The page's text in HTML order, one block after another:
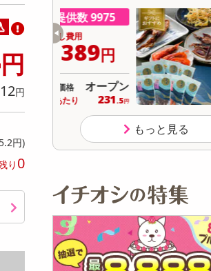
円
円
円)
り 0
9975
オープン
231
提供
お試し費用
参考価格
1袋あたり
もっと見る